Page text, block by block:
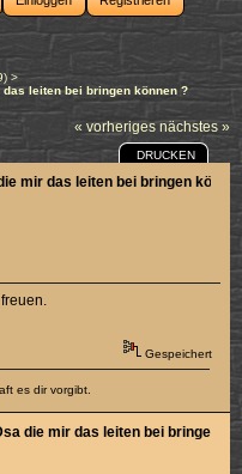
) >
leiten bei bringen können ?
« vorheriges nächstes »
DRUCKEN
mir das leiten bei bringen
Gespeichert
es dir vorgibt.
die mir das leiten bei bringen